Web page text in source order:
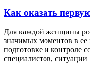
Как оказать
Для каждой женщины
значимых моментов в
подготовке и контроле
специалистов,